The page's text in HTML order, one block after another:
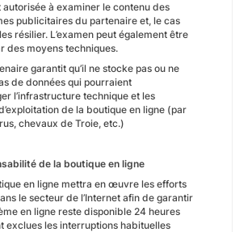
autorisée à examiner le contenu des
publicitaires du partenaire et, le cas
résilier. L’examen peut également être
des moyens techniques.
garantit qu’il ne stocke pas ou ne
de données qui pourraient
l’infrastructure technique et les
de la boutique en ligne (par
chevaux de Troie, etc.)
de la boutique en ligne
en ligne mettra en œuvre les efforts
le secteur de l’Internet afin de garantir
en ligne reste disponible 24 heures
exclues les interruptions habituelles